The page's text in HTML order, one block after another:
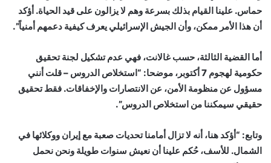
حماس. علينا القيام بذلك بسرعة وهم لا يزالون على قيد الحياة. أؤكد
أن هذا الأمر ممكن، وأن الجيش الإسرائيلي يعرف كيفية دعمهم أمنياً”.
أما القضية الثالثة، حسب غالانت، فهي عدم تشكيل لجنة تحقيق
حكومية لهجوم 7 أكتوبر، موضحا: “استخلاص الدروس – قلت أنني
مسؤول عن منظومة الأمن، عن الانتصارات والإخفاقات. فقط تحقيق
حقيقي سيمكننا من استخلاص الدروس”.
وتابع: “أؤكد هنا، أنه لا تزال أمامنا تحديات صعبة مع إيران ووكلائها في
الشمال. للأسف، حُكم علينا أن نعيش سنوات طويلة ونحن نحمل